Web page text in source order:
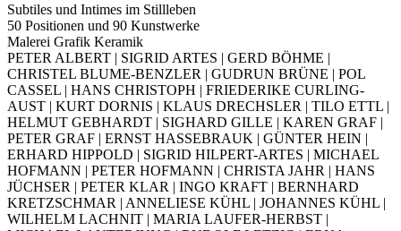
Subtiles und Intimes im Stillleben
50 Positionen und 90 Kunstwerke
Malerei Grafik Keramik
PETER ALBERT | SIGRID ARTES | GERD BÖHME |
CHRISTEL BLUME-BENZLER | GUDRUN BRÜNE | POL
CASSEL | HANS CHRISTOPH | FRIEDERIKE CURLING-
AUST | KURT DORNIS | KLAUS DRECHSLER | TILO ETTL |
HELMUT GEBHARDT | SIGHARD GILLE | KAREN GRAF |
PETER GRAF | ERNST HASSEBRAUK | GÜNTER HEIN |
ERHARD HIPPOLD | SIGRID HILPERT-ARTES | MICHAEL
HOFMANN | PETER HOFMANN | CHRISTA JAHR | HANS
JÜCHSER | PETER KLAR | INGO KRAFT | BERNHARD
KRETZSCHMAR | ANNELIESE KÜHL | JOHANNES KÜHL |
WILHELM LACHNIT | MARIA LAUFER-HERBST |